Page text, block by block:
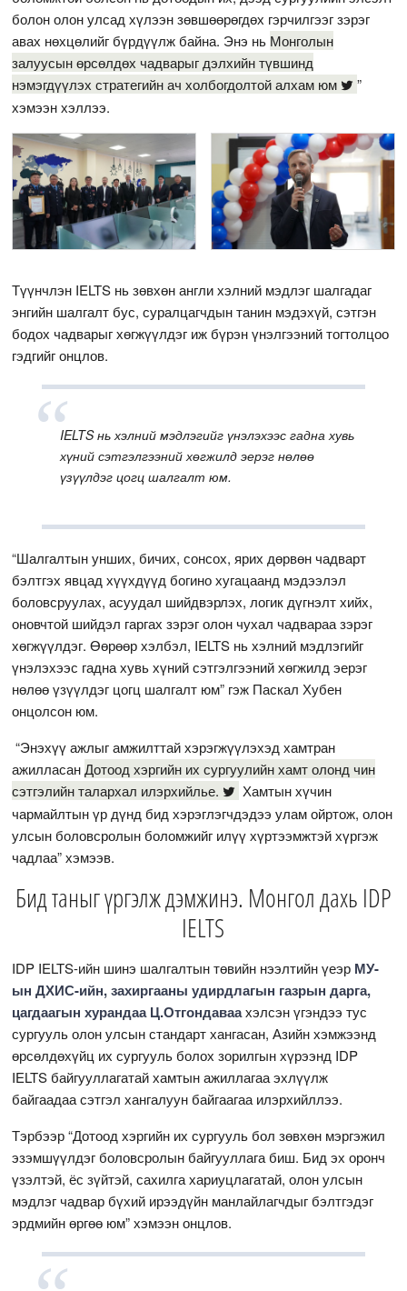
болон олон улсад хүлээн зөвшөөрөгдөх гэрчилгээг зэрэг
авах нөхцөлийг бүрдүүлж байна. Энэ нь Монголын
залуусын өрсөлдөх чадварыг дэлхийн түвшинд
нэмэгдүүлэх стратегийн ач холбогдолтой алхам юм
”
хэмээн хэллээ.
Түүнчлэн IELTS нь зөвхөн англи хэлний мэдлэг шалгадаг
энгийн шалгалт бус, суралцагчдын танин мэдэхүй, сэтгэн
бодох чадварыг хөгжүүлдэг иж бүрэн үнэлгээний тогтолцоо
гэдгийг онцлов.
IELTS нь хэлний мэдлэгийг үнэлэхээс гадна хувь
хүний сэтгэлгээний хөгжилд эерэг нөлөө
үзүүлдэг цогц шалгалт юм.
“Шалгалтын унших, бичих, сонсох, ярих дөрвөн чадварт
бэлтгэх явцад хүүхдүүд богино хугацаанд мэдээлэл
боловсруулах, асуудал шийдвэрлэх, логик дүгнэлт хийх,
оновчтой шийдэл гаргах зэрэг олон чухал чадвараа зэрэг
хөгжүүлдэг. Өөрөөр хэлбэл, IELTS нь хэлний мэдлэгийг
үнэлэхээс гадна хувь хүний сэтгэлгээний хөгжилд эерэг
нөлөө үзүүлдэг цогц шалгалт юм” гэж Паскал Хубен
онцолсон юм.
“Энэхүү ажлыг амжилттай хэрэгжүүлэхэд хамтран
ажилласанДотоод хэргийн их сургуулийн хамт олонд чин
сэтгэлийн талархал илэрхийлье.
Хамтын хүчин
чармайлтын үр дүнд бид хэрэглэгчдэдээ улам ойртож, олон
улсын боловсролын боломжийг илүү хүртээмжтэй хүргэж
чадлаа” хэмээв.
Бид таныг үргэлж дэмжинэ. Монгол дахь IDP
IELTS
IDP IELTS-ийн шинэ шалгалтын төвийн нээлтийн үеэр МУ-
ын ДХИС-ийн, захиргааны удирдлагын газрын дарга,
цагдаагын хурандаа Ц.Отгондаваахэлсэн үгэндээ тус
сургууль олон улсын стандарт хангасан, Азийн хэмжээнд
өрсөлдөхүйц их сургууль болох зорилгын хүрээнд IDP
IELTS байгууллагатай хамтын ажиллагаа эхлүүлж
байгаадаа сэтгэл хангалуун байгаагаа илэрхийллээ.
Тэрбээр “Дотоод хэргийн их сургууль бол зөвхөн мэргэжил
эзэмшүүлдэг боловсролын байгууллага биш. Бид эх оронч
үзэлтэй, ёс зүйтэй, сахилга хариуцлагатай, олон улсын
мэдлэг чадвар бүхий ирээдүйн манлайлагчдыг бэлтгэдэг
эрдмийн өргөө юм” хэмээн онцлов.